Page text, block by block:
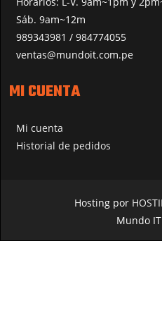
Sáb. 9am~12m
989343981 / 984774055
ventas@mundoit.com.pe
MI CUENTA
Mi cuenta
Historial de pedidos
Hosting por
Mundo